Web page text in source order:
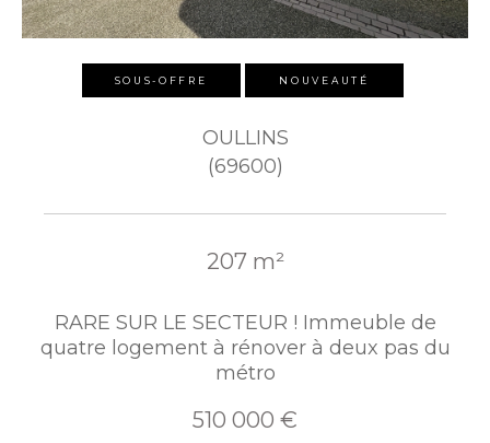
SOUS-OFFRE NOUVEAUTÉ
OULLINS
(69600)
207 m²
RARE SUR LE SECTEUR ! Immeuble de
quatre logement à rénover à deux pas du
métro
510 000 €